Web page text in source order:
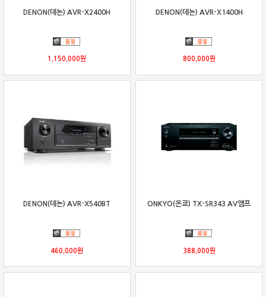
DENON(데논) AVR-X2400H
1,150,000원
DENON(데논) AVR-X1400H
800,000원
DENON(데논) AVR-X540BT
460,000원
ONKYO(온쿄) TX-SR343 AV앰프
388,000원